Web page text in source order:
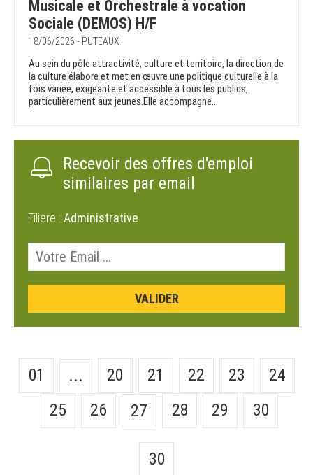
Musicale et Orchestrale à vocation
Sociale (DEMOS) H/F
18/06/2026 - PUTEAUX
Au sein du pôle attractivité, culture et territoire, la direction de
la culture élabore et met en œuvre une politique culturelle à la
fois variée, exigeante et accessible à tous les publics,
particulièrement aux jeunes.Elle accompagne...
Recevoir des offres d'emploi
similaires par email
Filiere : Administrative
01 ... 20 21 22 23
24
25
26 27 28 29 30
30